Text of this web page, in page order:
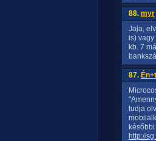
88. myr
Jaja,
is) vagy
kb. 7
87.
tudja
http://